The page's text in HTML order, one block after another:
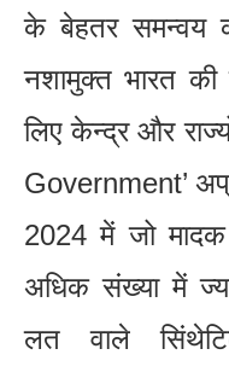
के बेहतर समन्वय
नशामुक्त भारत
लिए केन्द्र और
Government’
2024 में जो मादक
अधिक संख्या में
लत वाले